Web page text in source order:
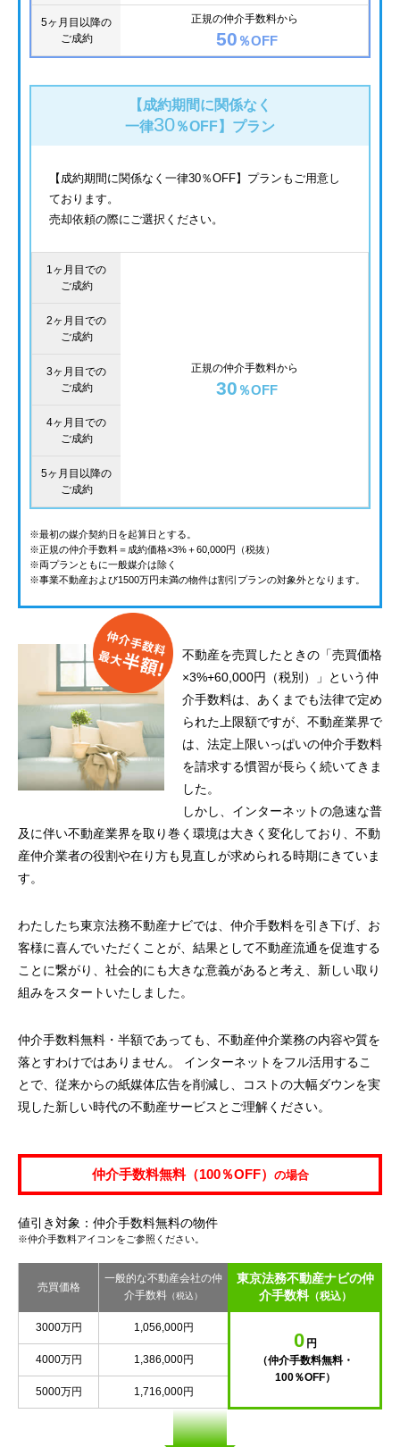
5ヶ月目以降の
ご成約
正規の仲介手数料から
50 ％OFF
【成約期間に関係なく
一律30％OFF】 プラン
【成約期間に関係なく一律30％OFF】プランもご用意し
ております。
売却依頼の際にご選択ください。
1ヶ月目での
ご成約
正規の仲介手数料から
30 ％OFF
2ヶ月目での
ご成約
3ヶ月目での
ご成約
4ヶ月目での
ご成約
5ヶ月目以降の
ご成約
※最初の媒介契約日を起算日とする。
※正規の仲介手数料＝成約価格×3%＋60,000円（税抜）
※両プランともに一般媒介は除く
※事業不動産および1500万円未満の物件は割引プランの対象外となります。
不動産を売買したときの「売買価格
×3%+60,000円（税別）」という仲
介手数料は、あくまでも法律で定め
られた上限額ですが、不動産業界で
は、法定上限いっぱいの仲介手数料
を請求する慣習が長らく続いてきま
した。
しかし、インターネットの急速な普
及に伴い不動産業界を取り巻く環境は大きく変化しており、不動
産仲介業者の役割や在り方も見直しが求められる時期にきていま
す。
わたしたち東京法務不動産ナビでは、仲介手数料を引き下げ、お
客様に喜んでいただくことが、結果として不動産流通を促進する
ことに繋がり、社会的にも大きな意義があると考え、新しい取り
組みをスタートいたしました。
仲介手数料無料・半額であっても、不動産仲介業務の内容や質を
落とすわけではありません。 インターネットをフル活用するこ
とで、従来からの紙媒体広告を削減し、コストの大幅ダウンを実
現した新しい時代の不動産サービスとご理解ください。
仲介手数料無料（100％OFF） の場合
値引き対象：仲介手数料無料の物件
※仲介手数料アイコンをご参照ください。
売買価格
一般的な不動産会社の仲
介手数料 （税込）
東京法務不動産ナビの仲
介手数料（税込）
3000万円 1,056,000円
0 円
（仲介手数料無料・
100％OFF）
4000万円 1,386,000円
5000万円 1,716,000円